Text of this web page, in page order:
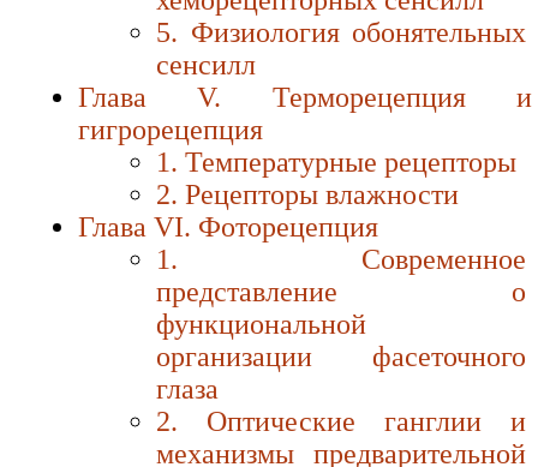
5. Физиология обонятельных
сенсилл
Глава V. Терморецепция и
гигрорецепция
1. Температурные рецепторы
2. Рецепторы влажности
Глава VI. Фоторецепция
1. Современное
представление о
функциональной
организации фасеточного
глаза
2. Оптические ганглии и
механизмы предварительной